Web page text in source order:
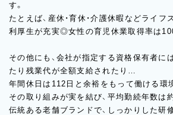
す。
たとえば、産休・育休・介護休暇などライ
利厚生が充実◎女性の育児休業取得率は100
その他にも、会社が指定する資格保有者に
たり残業代が全額支給されたり…
年間休日は112日と余裕をもって働ける環
その取り組みが実を結び、平均勤続年数は約
伝統ある老舗ブランドで、しっかりした研